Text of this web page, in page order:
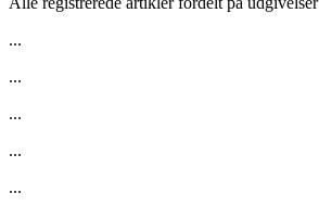
...
...
...
...
...